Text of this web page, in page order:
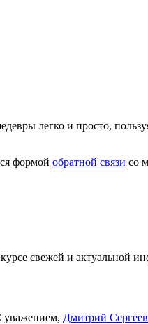
легко и просто,
формой обратной связи со
свежей и актуальной
уважением, Дмитрий Сергеев